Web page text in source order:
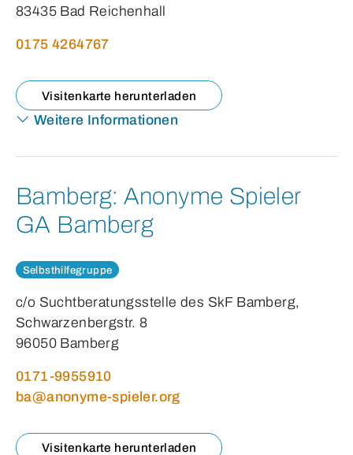
83435 Bad Reichenhall
0175 4264767
Visitenkarte herunterladen
Weitere Informationen
Bamberg: Anonyme Spieler
GA Bamberg
Selbsthilfegruppe
c/o Suchtberatungsstelle des SkF Bamberg,
Schwarzenbergstr. 8
96050 Bamberg
0171-9955910
ba@anonyme-spieler.org
Visitenkarte herunterladen